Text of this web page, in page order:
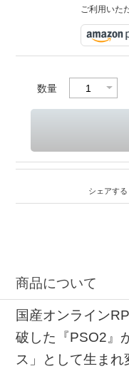
ご利用いた
数量
シェアする
商品について
国産オンライン
破した『PSO2』
ス」として生まれ